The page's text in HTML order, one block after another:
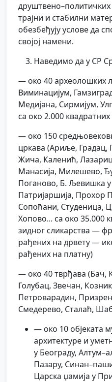
друштвено–политичких
трајни и стабилни
обезбеђују услове да
својој намени.
Наведимо да у СР
— око 40 археолошких
Виминацијум,
Медијана, Сирмијум,
са око 2.000
— око 150
цркава (Ариље, Градац,
Жича, Каленић,
Манасија, Милешево,
Поганово, Б. Љевишка
Патријаршија, Прохор
Сопоћани, Студеница,
Хопово... са око 35.000
зидног сликарства —
рађених на дрвету —
рађених на платну)
— око 40 тврђава (Бач,
Голубац, Звечан,
Петроварадин,
Смедерево, Сталаћ,
— око 10 објеката
архитектуре и
у Београду,
Пазару,
Царска џамија у